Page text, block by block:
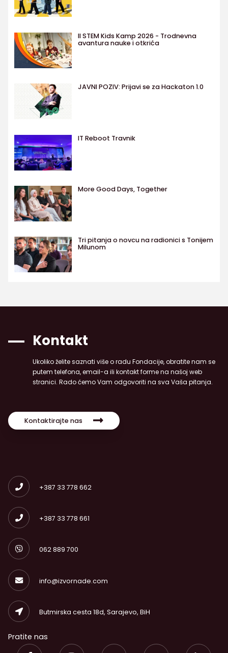
II STEM Kids Kamp 2026 - Trodnevna
avantura nauke i otkrića
JAVNI POZIV: Prijavi se za Hackaton 1.0
IT Reboot Travnik
More Good Days, Together
Tri pitanja o novcu na radionici s Tonijem
Milunom
Kontakt
Ukoliko želite saznati više o radu Fondacije, obratite nam se
putem telefona, email-a ili kontakt forme na našoj web
stranici. Rado ćemo Vam odgovoriti na sva Vaša pitanja.
Kontaktirajte nas
+387 33 778 662
+387 33 778 661
062 889 700
info@izvornade.com
Butmirska cesta 18d, Sarajevo, BiH
Pratite nas